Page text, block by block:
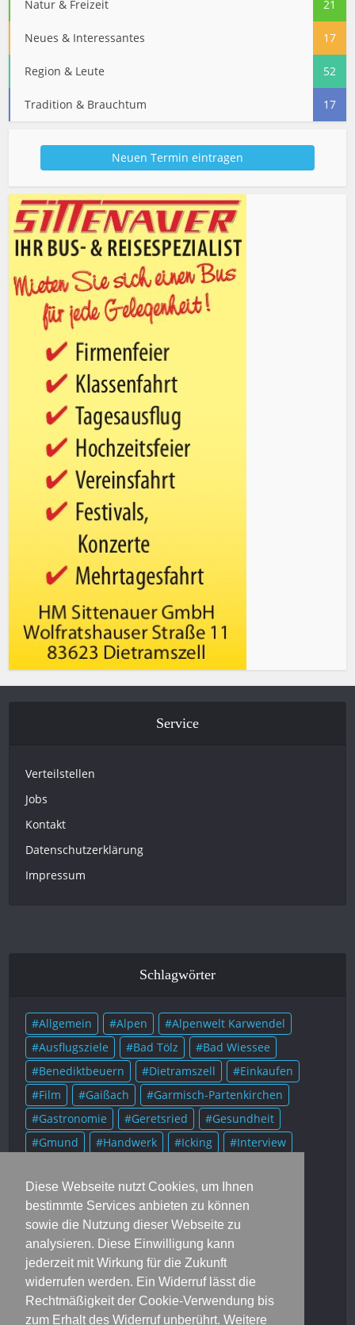
Diese Webseite nutzt Cookies, um Ihnen
bestimmte Services anbieten zu können
sowie die Nutzung dieser Webseite zu
analysieren. Diese Einwilligung kann
jederzeit mit Wirkung für die Zukunft
widerrufen werden. Ein Widerruf lässt die
Rechtmäßigkeit der Cookie-Verwendung bis
zum Erhalt des Widerruf unberührt. Weitere
Natur & Freizeit 21
Neues & Interessantes 17
Region & Leute 52
Tradition & Brauchtum 17
Neuen Termin eintragen
Service
Verteilstellen
Jobs
Kontakt
Datenschutzerklärung
Impressum
Schlagwörter
Allgemein Alpen
Alpenwelt Karwendel
Ausflugsziele
Bad Tölz
Bad Wiessee
Benediktbeuern
Dietramszell
Einkaufen
Film
Gaißach
Garmisch-Partenkirchen
Gastronomie
Geretsried
Gesundheit
Gmund
Handwerk Icking
Interview
Mittenwald
Murnau Museum
München
Münsing
Oberammergau
Onlineausgaben
Portrait
Rezensionen
Rezepte
Rottach-Egern
Schlehdorf
Soziales Sport
Starnberg
Tegernsee
Trachten
Veranstaltungen